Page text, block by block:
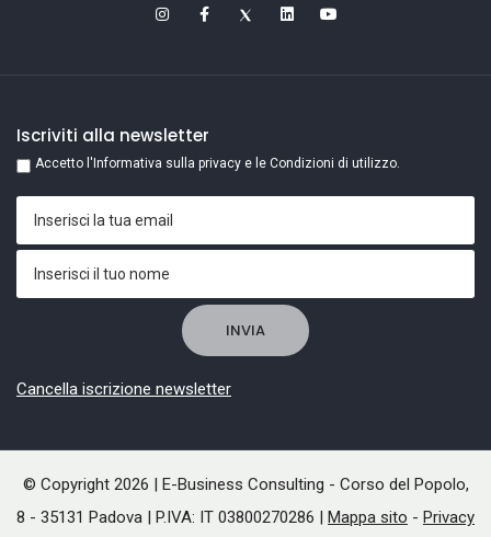
Iscriviti alla newsletter
Accetto l'Informativa sulla privacy e le Condizioni di utilizzo.
Cancella iscrizione newsletter
© Copyright 2026 | E-Business Consulting - Corso del Popolo,
8 - 35131 Padova | P.IVA: IT 03800270286 | Mappa sito - Privacy